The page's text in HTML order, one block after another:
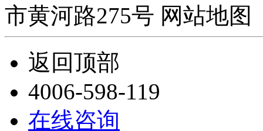
市黄河路275号 网站地图
返回顶部
4006-598-119
在线咨询